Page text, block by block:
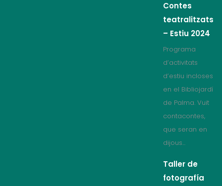
Contes
teatralitzats
– Estiu 2024
Programa
d’activitats
d’estiu incloses
en el Bibliojardí
de Palma. Vuit
contacontes,
que seran en
dijous...
Taller de
fotografía